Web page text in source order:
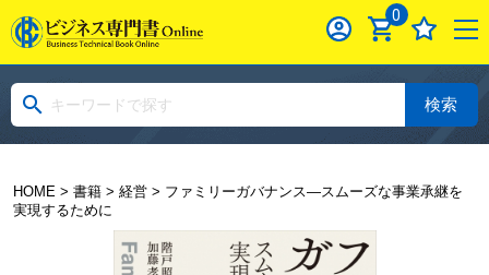
0
検索
HOME> 書籍> 経営> ファミリーガバナンス―スムーズな事業承継を
実現するために